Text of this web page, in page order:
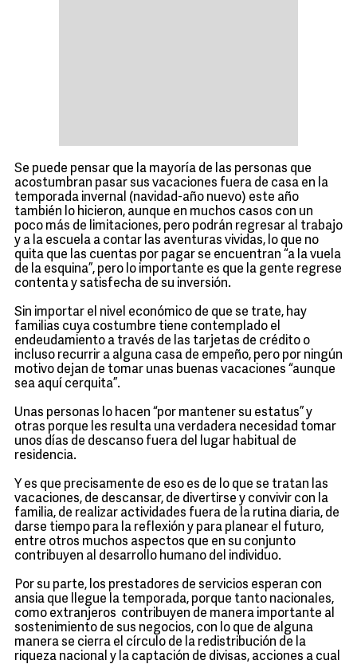
Se puede pensar que la mayoría de las personas que
acostumbran pasar sus vacaciones fuera de casa en la
temporada invernal (navidad-año nuevo) este año
también lo hicieron, aunque en muchos casos con un
poco más de limitaciones, pero podrán regresar al trabajo
y a la escuela a contar las aventuras vividas, lo que no
quita que las cuentas por pagar se encuentran “a la vuela
de la esquina”, pero lo importante es que la gente regrese
contenta y satisfecha de su inversión.
Sin importar el nivel económico de que se trate, hay
familias cuya costumbre tiene contemplado el
endeudamiento a través de las tarjetas de crédito o
incluso recurrir a alguna casa de empeño, pero por ningún
motivo dejan de tomar unas buenas vacaciones “aunque
sea aquí cerquita”.
Unas personas lo hacen “por mantener su estatus” y
otras porque les resulta una verdadera necesidad tomar
unos días de descanso fuera del lugar habitual de
residencia.
Y es que precisamente de eso es de lo que se tratan las
vacaciones, de descansar, de divertirse y convivir con la
familia, de realizar actividades fuera de la rutina diaria, de
darse tiempo para la reflexión y para planear el futuro,
entre otros muchos aspectos que en su conjunto
contribuyen al desarrollo humano del individuo.
Por su parte, los prestadores de servicios esperan con
ansia que llegue la temporada, porque tanto nacionales,
como extranjeros contribuyen de manera importante al
sostenimiento de sus negocios, con lo que de alguna
manera se cierra el círculo de la redistribución de la
riqueza nacional y la captación de divisas, acciones a cual